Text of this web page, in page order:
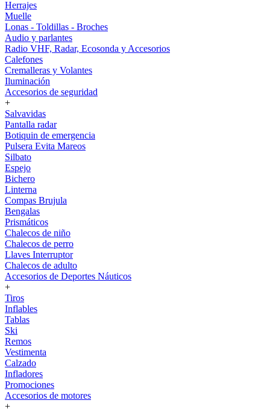
Herrajes
Muelle
Lonas - Toldillas - Broches
Audio y parlantes
Radio VHF, Radar, Ecosonda y Accesorios
Calefones
Cremalleras y Volantes
Iluminación
Accesorios de seguridad
+
Salvavidas
Pantalla radar
Botiquin de emergencia
Pulsera Evita Mareos
Silbato
Espejo
Bichero
Linterna
Compas Brujula
Bengalas
Prismáticos
Chalecos de niño
Chalecos de perro
Llaves Interruptor
Chalecos de adulto
Accesorios de Deportes Náuticos
+
Tiros
Inflables
Tablas
Ski
Remos
Vestimenta
Calzado
Infladores
Promociones
Accesorios de motores
+